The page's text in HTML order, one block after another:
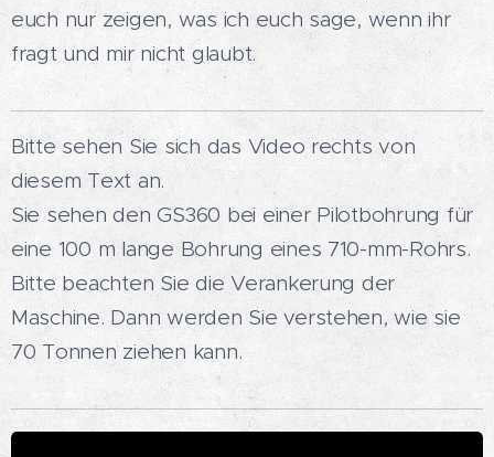
euch nur zeigen, was ich euch sage, wenn ihr
fragt und mir nicht glaubt.
Bitte sehen Sie sich das Video rechts von
diesem Text an.
Sie sehen den GS360 bei einer Pilotbohrung für
eine 100 m lange Bohrung eines 710-mm-Rohrs.
Bitte beachten Sie die Verankerung der
Maschine. Dann werden Sie verstehen, wie sie
70 Tonnen ziehen kann.